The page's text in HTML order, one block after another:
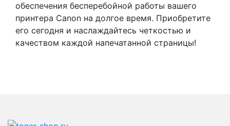
обеспечения бесперебойной работы вашего
принтера Canon на долгое время. Приобретите
его сегодня и наслаждайтесь четкостью и
качеством каждой напечатанной страницы!